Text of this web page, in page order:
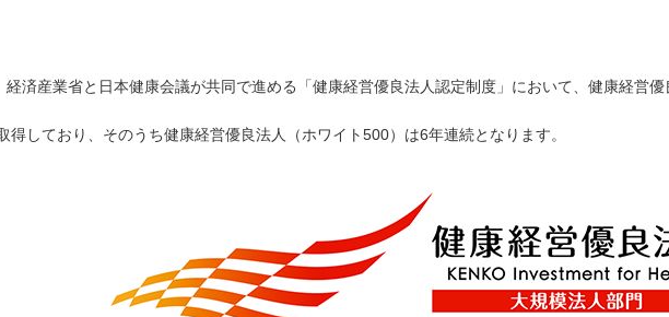
経済産業省と日本健康会議が共同で進める「健康経営優良法人認定制度」において、健康経営
しており、そのうち健康経営優良法人（ホワイト500）は6年連続となります。